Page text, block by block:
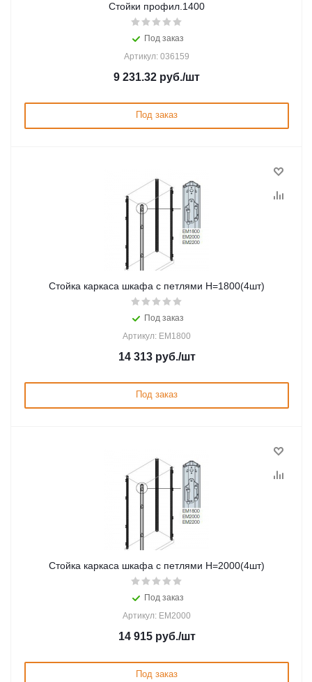
Стойки профил.1400
Под заказ
Артикул: 036159
9 231.32 руб./шт
Под заказ
Стойка каркаса шкафа с петлями H=1800(4шт)
Под заказ
Артикул: EM1800
14 313руб./шт
Под заказ
Стойка каркаса шкафа с петлями H=2000(4шт)
Под заказ
Артикул: EM2000
14 915руб./шт
Под заказ